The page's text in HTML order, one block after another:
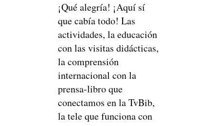
¡Qué alegría! ¡Aquí sí
que cabía todo! Las
actividades, la educación
con las visitas didácticas,
la comprensión
internacional con la
prensa-libro que
conectamos en la TvBib,
la tele que funciona con